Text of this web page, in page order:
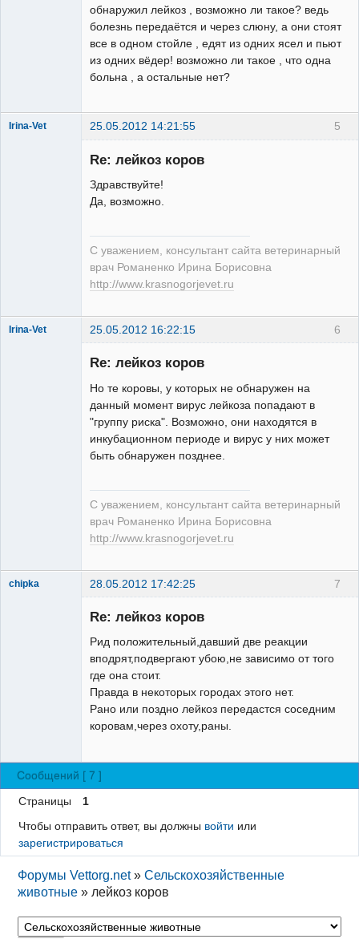
обнаружил лейкоз , возможно ли такое? ведь
болезнь передаётся и через слюну, а они стоят
все в одном стойле , едят из одних ясел и пьют
из одних вёдер! возможно ли такое , что одна
больна , а остальные нет?
5
Irina-Vet 25.05.2012 14:21:55
Re: лейкоз коров
Здравствуйте!
Да, возможно.
С уважением, консультант сайта ветеринарный
врач Романенко Ирина Борисовна
http://www.krasnogorjevet.ru
6
Irina-Vet 25.05.2012 16:22:15
Re: лейкоз коров
Но те коровы, у которых не обнаружен на
данный момент вирус лейкоза попадают в
"группу риска". Возможно, они находятся в
инкубационном периоде и вирус у них может
быть обнаружен позднее.
С уважением, консультант сайта ветеринарный
врач Романенко Ирина Борисовна
http://www.krasnogorjevet.ru
7
chipka 28.05.2012 17:42:25
Зарегистрированный
Re: лейкоз коров
Рид положительный,давший две реакции
вподрят,подвергают убою,не зависимо от того
где она стоит.
Правда в некоторых городах этого нет.
Рано или поздно лейкоз передастся соседним
коровам,через охоту,раны.
Сообщений [ 7 ]
Страницы
1
Чтобы отправить ответ, вы должны войти или
зарегистрироваться
Форумы Vettorg.net »Сельскохозяйственные
животные » лейкоз коров